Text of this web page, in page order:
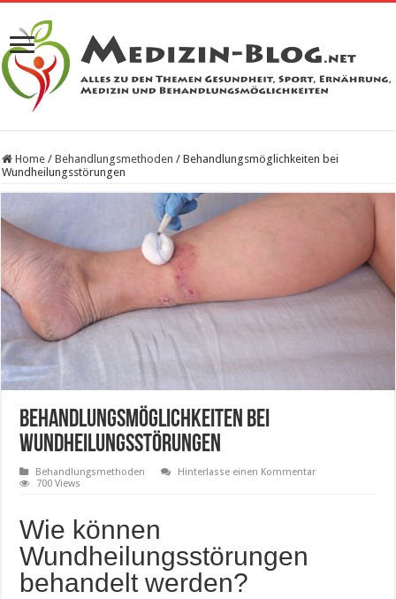
Home / Behandlungsmethoden / Behandlungsmöglichkeiten bei
Wundheilungsstörungen
Behandlungsmöglichkeiten bei
Wundheilungsstörungen
Behandlungsmethoden
Hinterlasse einen Kommentar
700 Views
Wie können
Wundheilungsstörungen
behandelt werden?